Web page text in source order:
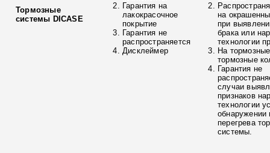
Тормозные
системы DICASE
Гарантия на
лакокрасочное
покрытие
Гарантия не
распространяется
Дисклеймер
на
при
брака или
технологии
На
тормозные
Гарантия не
случаи
признаков
технологии
обнаружении
перегрева
системы.